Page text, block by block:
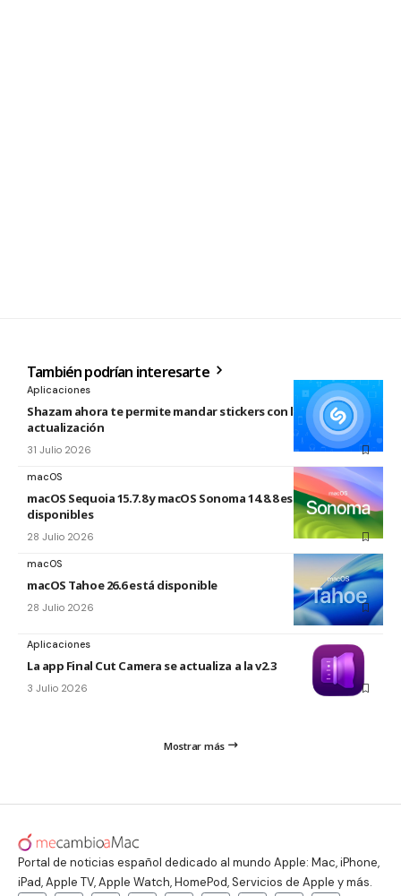
También podrían interesarte
Aplicaciones
Shazam ahora te permite mandar stickers con la nueva
actualización
31 Julio 2026
macOS
macOS Sequoia 15.7.8 y macOS Sonoma 14.8.8 están
disponibles
28 Julio 2026
macOS
macOS Tahoe 26.6 está disponible
28 Julio 2026
Aplicaciones
La app Final Cut Camera se actualiza a la v2.3
3 Julio 2026
Mostrar más
Portal de noticias español dedicado al mundo Apple: Mac, iPhone,
iPad, Apple TV, Apple Watch, HomePod, Servicios de Apple y más.